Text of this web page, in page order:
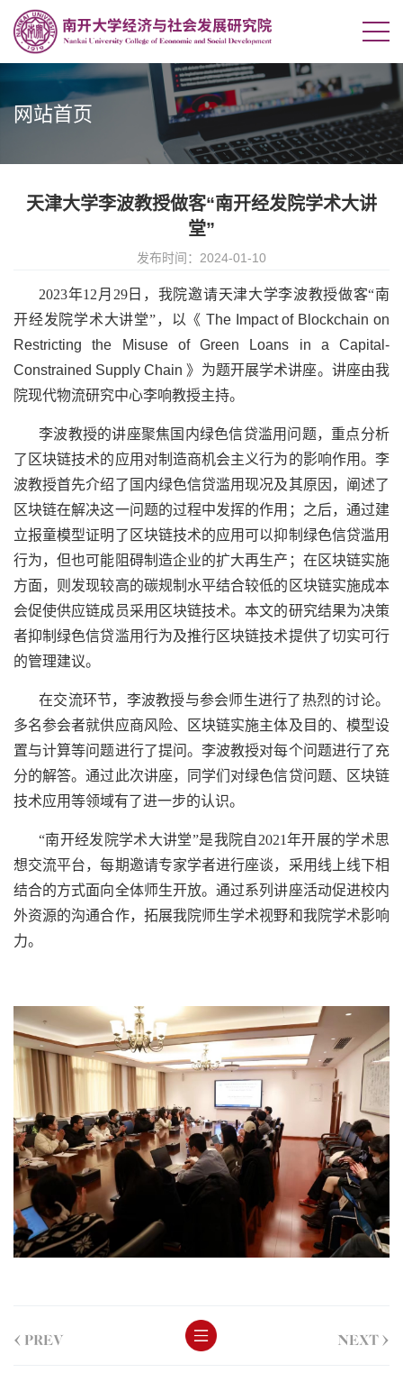
网站首页
天津大学李波教授做客“南开经发院学术大讲
堂”
发布时间：2024-01-10
2023年12月29日，我院邀请天津大学李波教授做客“南
开经发院学术大讲堂”，以《 The Impact of Blockchain on
Restricting the Misuse of Green Loans in a Capital-
Constrained Supply Chain 》为题开展学术讲座。讲座由我
院现代物流研究中心李响教授主持。
李波教授的讲座聚焦国内绿色信贷滥用问题，重点分析
了区块链技术的应用对制造商机会主义行为的影响作用。李
波教授首先介绍了国内绿色信贷滥用现况及其原因，阐述了
区块链在解决这一问题的过程中发挥的作用；之后，通过建
立报童模型证明了区块链技术的应用可以抑制绿色信贷滥用
行为，但也可能阻碍制造企业的扩大再生产；在区块链实施
方面，则发现较高的碳规制水平结合较低的区块链实施成本
会促使供应链成员采用区块链技术。本文的研究结果为决策
者抑制绿色信贷滥用行为及推行区块链技术提供了切实可行
的管理建议。
在交流环节，李波教授与参会师生进行了热烈的讨论。
多名参会者就供应商风险、区块链实施主体及目的、模型设
置与计算等问题进行了提问。李波教授对每个问题进行了充
分的解答。通过此次讲座，同学们对绿色信贷问题、区块链
技术应用等领域有了进一步的认识。
“南开经发院学术大讲堂”是我院自2021年开展的学术思
想交流平台，每期邀请专家学者进行座谈，采用线上线下相
结合的方式面向全体师生开放。通过系列讲座活动促进校内
外资源的沟通合作，拓展我院师生学术视野和我院学术影响
力。
< PREV NEXT >